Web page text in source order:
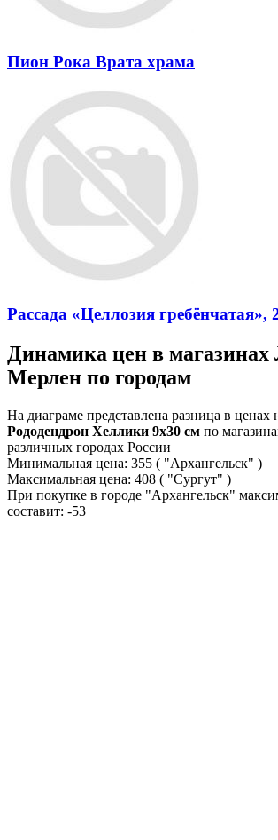
Пион Рока Врата храма
Рассада «Целлозия гребёнчатая»,
Динамика цен в магазинах
Мерлен по городам
На диаграме представлена разница в ценах
Рододендрон Хеллики 9x30 см по
различных городах России
Минимальная цена: 355 ( "Архангельск" )
Максимальная цена: 408 ( "Сургут" )
При покупке в городе "Архангельск"
составит: -53